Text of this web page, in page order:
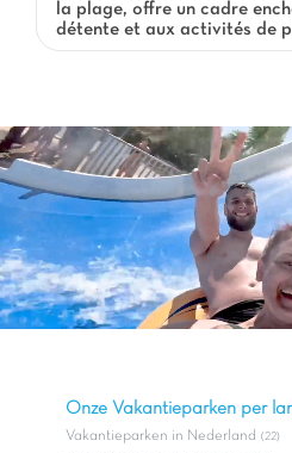
la plage, offre un cadre
détente et aux activités de
Onze Vakantieparken per
Vakantieparken in Nederland (22)